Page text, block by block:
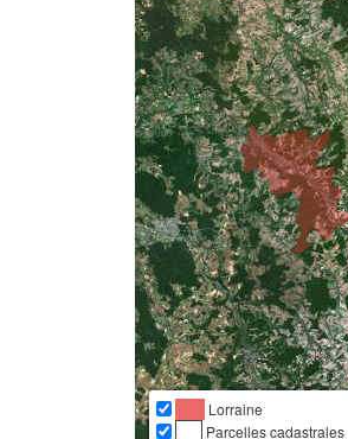
Lorraine
Parcelles cadastrales